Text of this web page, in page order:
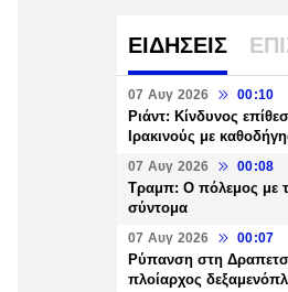
ΕΙΔΗΣΕΙΣ
07 Αυγ 2026 00:10
Ριάντ: Κίνδυνος
Ιρακινούς με
07 Αυγ 2026 00:08
Τραμπ: Ο πόλεμος με
σύντομα
07 Αυγ 2026 00:07
Ρύπανση στη
πλοίαρχος